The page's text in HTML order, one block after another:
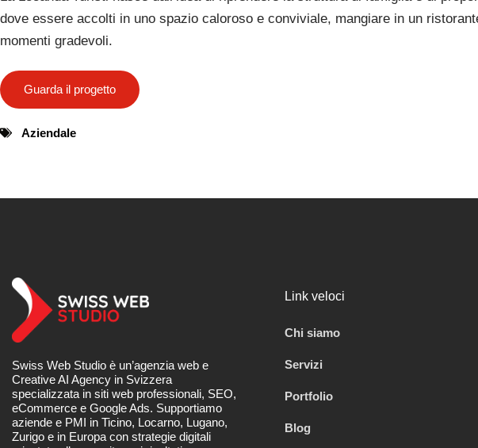
dove essere accolti in uno spazio caloroso e conviviale, mangiare in un
momenti gradevoli.
Guarda il progetto
Aziendale
Swiss Web Studio è un’agenzia web e
Creative AI Agency in Svizzera
specializzata in siti web professionali, SEO,
eCommerce e Google Ads. Supportiamo
aziende e PMI in Ticino, Locarno, Lugano,
Zurigo e in Europa con strategie digitali
Link veloci
Chi siamo
Servizi
Portfolio
Blog